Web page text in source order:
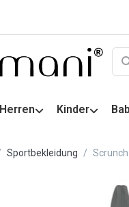
Herren Kinder
Sportbekleidung